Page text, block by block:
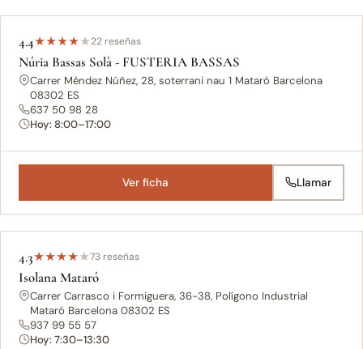
4.4★★★★★22 reseñas
Núria Bassas Solà - FUSTERIA BASSAS
Carrer Méndez Núñez, 28, soterrani nau 1 Mataró Barcelona
08302 ES
637 50 98 28
Hoy: 8:00–17:00
Ver ficha Llamar
4.3★★★★★73 reseñas
Isolana Mataró
Carrer Carrasco i Formiguera, 36-38, Polígono Industrial
Mataró Barcelona 08302 ES
937 99 55 57
Hoy: 7:30–13:30